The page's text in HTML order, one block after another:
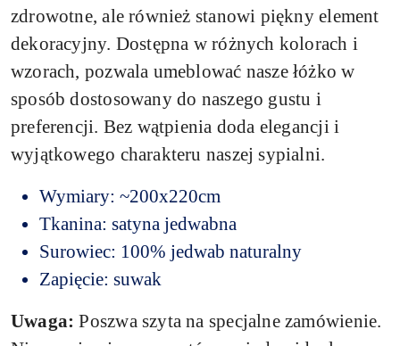
zdrowotne, ale również stanowi piękny element
dekoracyjny. Dostępna w różnych kolorach i
wzorach, pozwala umeblować nasze łóżko w
sposób dostosowany do naszego gustu i
preferencji. Bez wątpienia doda elegancji i
wyjątkowego charakteru naszej sypialni.
Wymiary: ~200x220cm
Tkanina: satyna jedwabna
Surowiec: 100% jedwab naturalny
Zapięcie: suwak
Uwaga: Poszwa szyta na specjalne zamówienie.